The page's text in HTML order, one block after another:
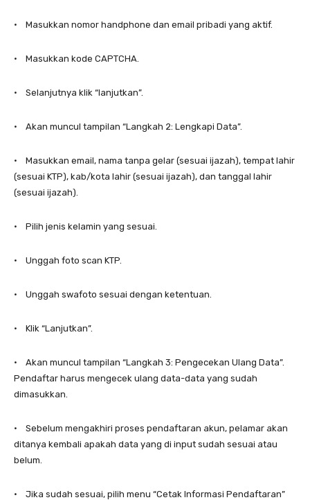
• Masukkan nomor handphone dan email pribadi yang aktif.
• Masukkan kode CAPTCHA.
• Selanjutnya klik “lanjutkan”.
• Akan muncul tampilan “Langkah 2: Lengkapi Data”.
• Masukkan email, nama tanpa gelar (sesuai ijazah), tempat lahir
(sesuai KTP), kab/kota lahir (sesuai ijazah), dan tanggal lahir
(sesuai ijazah).
• Pilih jenis kelamin yang sesuai.
• Unggah foto scan KTP.
• Unggah swafoto sesuai dengan ketentuan.
• Klik “Lanjutkan”.
• Akan muncul tampilan “Langkah 3: Pengecekan Ulang Data”.
Pendaftar harus mengecek ulang data-data yang sudah
dimasukkan.
• Sebelum mengakhiri proses pendaftaran akun, pelamar akan
ditanya kembali apakah data yang di input sudah sesuai atau
belum.
• Jika sudah sesuai, pilih menu “Cetak Informasi Pendaftaran”